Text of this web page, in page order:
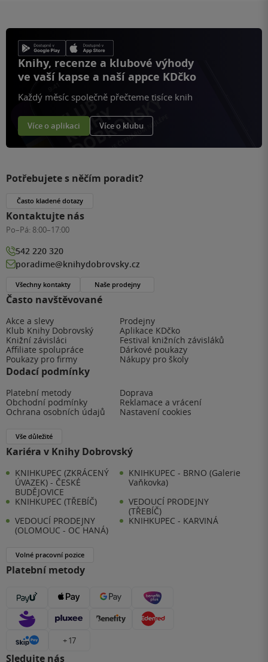
Knihy, recenze a klubové výhody
ve vaší kapse a naší appce KDčko
Každý měsíc společně přečteme tisíce knih
Více o aplikaci Více o klubu
Často navštěvované
Akce a slevy
Prodejny
Klub Knihy Dobrovský
Aplikace KDčko
Knižní závisláci
Festival knižních závisláků
Affiliate spolupráce
Dárkové poukazy
Poukazy pro firmy
Nákupy pro školy
Dodací podmínky
Platební metody
Doprava
Obchodní podmínky
Reklamace a vrácení
Ochrana osobních údajů
Nastavení cookies
Vše důležité
Kariéra v Knihy Dobrovský
KNIHKUPEC (ZKRÁCENÝ
ÚVAZEK) - ČESKÉ
BUDĚJOVICE
KNIHKUPEC - BRNO (Galerie
Vaňkovka)
KNIHKUPEC (TŘEBÍČ)
VEDOUCÍ PRODEJNY
(TŘEBÍČ)
VEDOUCÍ PRODEJNY
(OLOMOUC - OC HANÁ)
KNIHKUPEC - KARVINÁ
Volné pracovní pozice
Platební metody
+ 17
Sledujte nás
Potřebujete s něčím poradit?
Často kladené dotazy
Kontaktujte nás
Po–Pá: 8:00–17:00
542 220 320
poradime@knihydobrovsky.cz
Všechny kontakty Naše prodejny